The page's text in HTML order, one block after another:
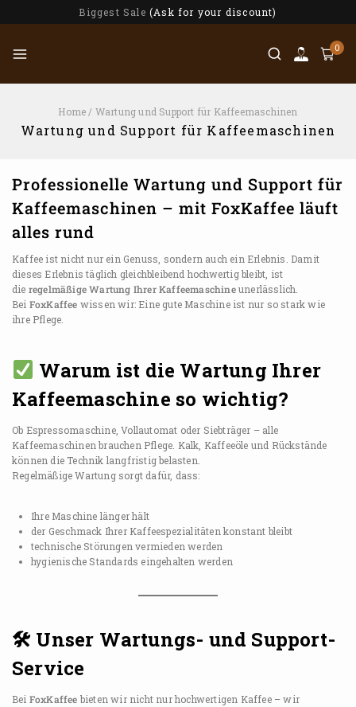
Biggest Sale (Ask for your discount)
0
Home / Wartung und Support für Kaffeemaschinen
Wartung und Support für Kaffeemaschinen
Professionelle Wartung und Support für
Kaffeemaschinen – mit FoxKaffee läuft
alles rund
Kaffee ist nicht nur ein Genuss, sondern auch ein Erlebnis. Damit
dieses Erlebnis täglich gleichbleibend hochwertig bleibt, ist
die regelmäßige Wartung Ihrer Kaffeemaschineunerlässlich.
Bei FoxKaffee wissen wir: Eine gute Maschine ist nur so stark wie
ihre Pflege.
Warum ist die Wartung Ihrer
Kaffeemaschine so wichtig?
Ob Espressomaschine, Vollautomat oder Siebträger – alle
Kaffeemaschinen brauchen Pflege. Kalk, Kaffeeöle und Rückstände
können die Technik langfristig belasten.
Regelmäßige Wartung sorgt dafür, dass:
Ihre Maschine länger hält
der Geschmack Ihrer Kaffeespezialitäten konstant bleibt
technische Störungen vermieden werden
hygienische Standards eingehalten werden
🛠 Unser Wartungs- und Support-
Service
Bei FoxKaffee bieten wir nicht nur hochwertigen Kaffee – wir